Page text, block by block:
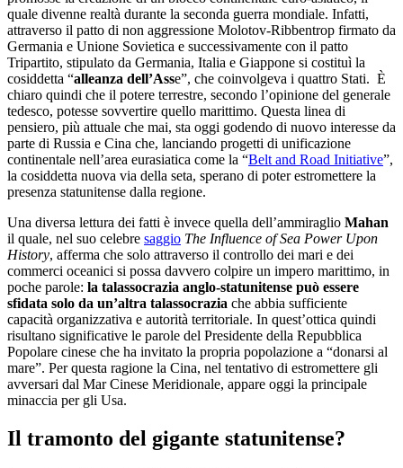
quale divenne realtà durante la seconda guerra mondiale. Infatti,
attraverso il patto di non aggressione Molotov-Ribbentrop firmato da
Germania e Unione Sovietica e successivamente con il patto
Tripartito, stipulato da Germania, Italia e Giappone si costituì la
cosiddetta “alleanza dell’Asse”, che coinvolgeva i quattro Stati. È
chiaro quindi che il potere terrestre, secondo l’opinione del generale
tedesco, potesse sovvertire quello marittimo. Questa linea di
pensiero, più attuale che mai, sta oggi godendo di nuovo interesse da
parte di Russia e Cina che, lanciando progetti di unificazione
continentale nell’area eurasiatica come la “Belt and Road Initiative”,
la cosiddetta nuova via della seta, sperano di poter estromettere la
presenza statunitense dalla regione.
Una diversa lettura dei fatti è invece quella dell’ammiraglio Mahan
il quale, nel suo celebre saggio The Influence of Sea Power Upon
History, afferma che solo attraverso il controllo dei mari e dei
commerci oceanici si possa davvero colpire un impero marittimo, in
poche parole: la talassocrazia anglo-statunitense può essere
sfidata solo da un’altra talassocrazia che abbia sufficiente
capacità organizzativa e autorità territoriale. In quest’ottica quindi
risultano significative le parole del Presidente della Repubblica
Popolare cinese che ha invitato la propria popolazione a “donarsi al
mare”. Per questa ragione la Cina, nel tentativo di estromettere gli
avversari dal Mar Cinese Meridionale, appare oggi la principale
minaccia per gli Usa.
Il tramonto del gigante statunitense?